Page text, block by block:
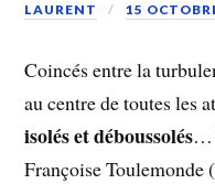
LAURENT 15
Coincés entre la
au centre de toutes les
isolés et déboussolés…
Françoise Toulemonde